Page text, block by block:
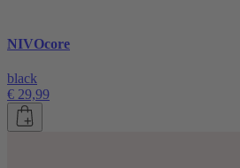
NIVOcore
black
€ 29,99